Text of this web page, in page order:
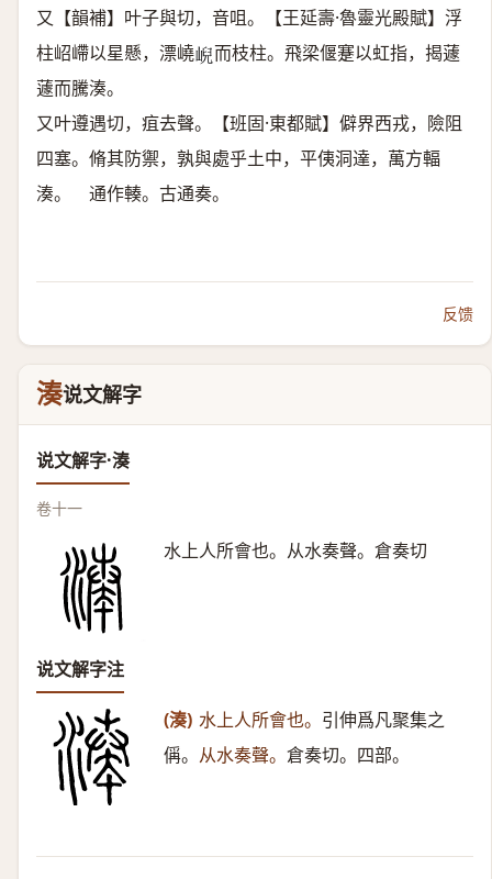
又【韻補】叶子與切，音咀。【王延壽·魯靈光殿賦】浮
柱岹嵽以星懸，漂嶢𡸣而枝柱。飛梁偃蹇以虹指，揭蘧
蘧而騰湊。
又叶遵遇切，疽去聲。【班固·東都賦】僻界西戎，險阻
四塞。脩其防禦，孰與處乎土中，平侇洞達，萬方輻
湊。 通作輳。古通奏。
反馈
湊说文解字
说文解字·湊
卷十一
水上人所會也。从水奏聲。倉奏切
说文解字注
(湊) 水上人所會也。 引伸爲凡聚集之
偁。 从水奏聲。 倉奏切。四部。